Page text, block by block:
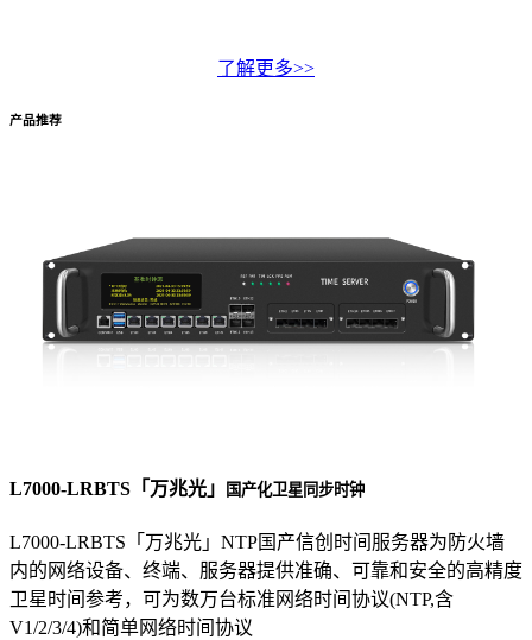
了解更多>>
产品推荐
L7000-LRBTS「万兆光」 国产化卫星同步时钟
L7000-LRBTS「万兆光」NTP国产信创时间服务器为防火墙
内的网络设备、终端、服务器提供准确、可靠和安全的高精度
卫星时间参考，可为数万台标准网络时间协议(NTP,含
V1/2/3/4)和简单网络时间协议